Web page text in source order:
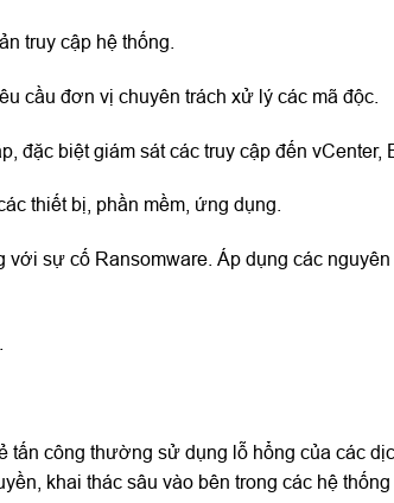
truy cập hệ thống.
cầu đơn vị chuyên trách xử lý các mã độc.
đặc biệt giám sát các truy cập đến vCenter,
thiết bị, phần mềm, ứng dụng.
sự cố Ransomware. Áp dụng các
tấn công thường sử dụng lỗ hổng của các
khai thác sâu vào bên trong các hệ thống